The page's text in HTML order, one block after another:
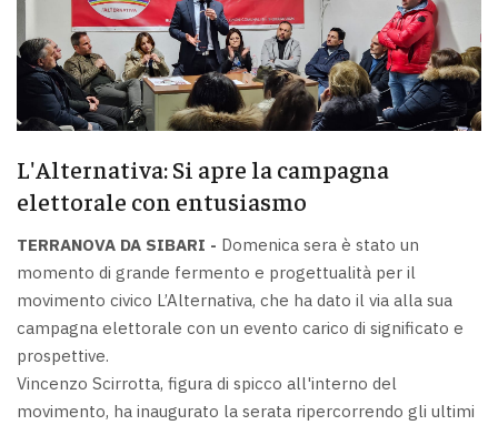
L'Alternativa: Si apre la campagna
elettorale con entusiasmo
TERRANOVA DA SIBARI - Domenica sera è stato un
momento di grande fermento e progettualità per il
movimento civico L’Alternativa, che ha dato il via alla sua
campagna elettorale con un evento carico di significato e
prospettive.
Vincenzo Scirrotta, figura di spicco all'interno del
movimento, ha inaugurato la serata ripercorrendo gli ultimi